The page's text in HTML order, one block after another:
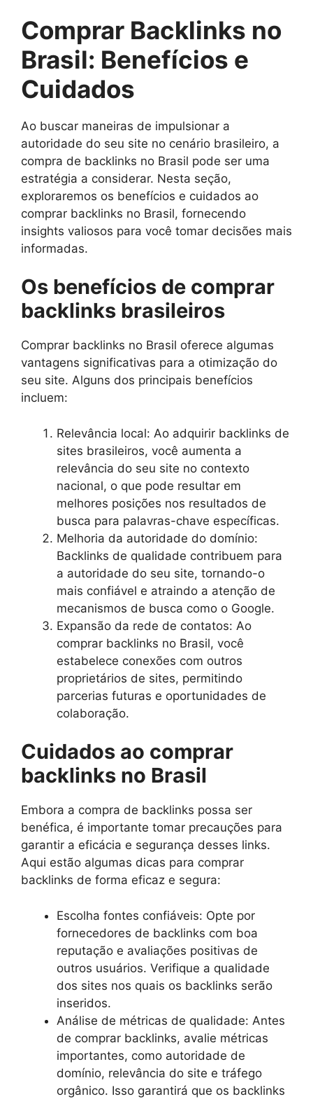
Comprar Backlinks no
Brasil: Benefícios e
Cuidados
Ao buscar maneiras de impulsionar a
autoridade do seu site no cenário brasileiro, a
compra de backlinks no Brasil pode ser uma
estratégia a considerar. Nesta seção,
exploraremos os benefícios e cuidados ao
comprar backlinks no Brasil, fornecendo
insights valiosos para você tomar decisões mais
informadas.
Os benefícios de comprar
backlinks brasileiros
Comprar backlinks no Brasil oferece algumas
vantagens significativas para a otimização do
seu site. Alguns dos principais benefícios
incluem:
Relevância local: Ao adquirir backlinks de
sites brasileiros, você aumenta a
relevância do seu site no contexto
nacional, o que pode resultar em
melhores posições nos resultados de
busca para palavras-chave específicas.
Melhoria da autoridade do domínio:
Backlinks de qualidade contribuem para
a autoridade do seu site, tornando-o
mais confiável e atraindo a atenção de
mecanismos de busca como o Google.
Expansão da rede de contatos: Ao
comprar backlinks no Brasil, você
estabelece conexões com outros
proprietários de sites, permitindo
parcerias futuras e oportunidades de
colaboração.
Cuidados ao comprar
backlinks no Brasil
Embora a compra de backlinks possa ser
benéfica, é importante tomar precauções para
garantir a eficácia e segurança desses links.
Aqui estão algumas dicas para comprar
backlinks de forma eficaz e segura:
Escolha fontes confiáveis: Opte por
fornecedores de backlinks com boa
reputação e avaliações positivas de
outros usuários. Verifique a qualidade
dos sites nos quais os backlinks serão
inseridos.
Análise de métricas de qualidade: Antes
de comprar backlinks, avalie métricas
importantes, como autoridade de
domínio, relevância do site e tráfego
orgânico. Isso garantirá que os backlinks